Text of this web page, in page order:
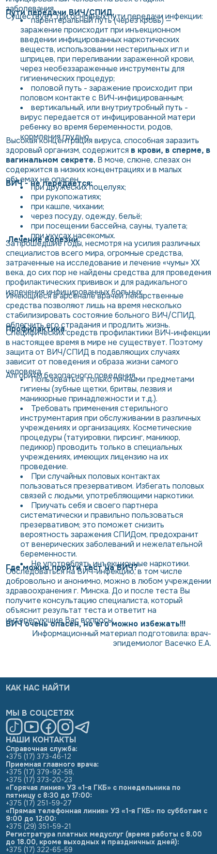
заболевания.
Пути передачи ВИЧ/СПИД.
Существует три основных пути передачи инфекции:
парентеральный путь (через кровь)—
заражение происходит при инъекционном
введении инфицированных наркотических
веществ, использовании нестерильных игл и
шприцев, при переливании зараженной крови,
через необеззараженные инструменты для
гигиенических процедур;
половой путь - заражение происходит при
половом контакте с ВИЧ-инфицированным;
вертикальный, или внутриутробный путь -
вирус передается от инфицированной матери
ребенку во время беременности, родов,
кормления грудью.
Высокая концентрация вируса, способная заразить
здоровый организм, содержится в крови, в сперме, в
вагинальном секрете. В моче, слюне, слезах он
содержится в низких концентрациях и в малых
объемах не опасен.
ВИЧ - не передается:
при дружеских поцелуях;
при рукопожатиях;
при кашле, чихании;
через посуду, одежду, бельё;
при посещении бассейна, сауны, туалета;
при укусах насекомых.
.Лечение болезни.
За прошедшие годы, несмотря на усилия различных
специалистов всего мира, огромные средства,
затраченные на исследование и лечение «чумы» XX
века, до сих пор не найдены средства для проведения
профилактических прививок и для радикального
излечения инфицированных больных.
Имеющиеся в арсенале врачей лекарственные
средства позволяют лишь на время несколько
стабилизировать состояние больного ВИЧ/СПИД,
облегчить его страдания и продлить жизнь.
Профилактика.
Специфических средств профилактики ВИЧ-инфекции
в настоящее время в мире не существует. Поэтому
защита от ВИЧ/СПИД в подавляющих случаях
зависит от поведения и образа жизни самого
человека.
Алгоритм безопасного поведения.
Пользоваться только личными предметами
гигиены (зубные щетки, бритвы, лезвия и
маникюрные принадлежности и т.д.).
Требовать применения стерильного
инструментария при обслуживании в различных
учреждениях и организациях. Косметические
процедуры (татуировки, пирсинг, маникюр,
педикюр) проводить только в специальных
учреждениях, имеющих лицензию на их
проведение.
При случайных половых контактах
пользоваться презервативом. Избегать половых
связей с людьми, употребляющими наркотики.
Приучать себя и своего партнера
систематически и правильно пользоваться
презервативом; это поможет снизить
вероятность заражения СПИДом, предохранит
от венерических заболеваний и нежелательной
беременности.
Не употреблять инъекционные наркотики.
Где можно пройти тест на ВИЧ?
Обследоваться на ВИЧ-инфекцию, в том числе
добровольно и анонимно, можно в любом учреждении
здравоохранения г. Минска. До и после теста Вы
получите консультацию специалиста, который
объяснит результат теста и ответит на
интересующие Вас вопросы.
ВИЧ очень опасен, но его можно избежать!!!
Информационный материал подготовила: врач-
эпидемиолог Васечко Е.А.
НАШИ КОНТАКТЫ
Справочная служба:
+375 (17) 373-46-12
Приемная главного врача:
+375 (17) 379-92-58,
+375 (17) 373-20-23
«Горячая линия» УЗ «1-я ГКБ» с понедельника по
пятницу с 8:30 до 17:00:
+375 (17) 251-59-27
«Прямая телефонная линия» УЗ «1-я ГКБ» по субботам с
9:00 до 12:00:
+375 (29) 351-59-21
Регистратура платных медуслуг (время работы с 8.00
до 18.00, кроме выходных и праздничных дней):
+375 (17) 322-65-59
КАК НАС НАЙТИ
МЫ В СОЦСЕТЯХ